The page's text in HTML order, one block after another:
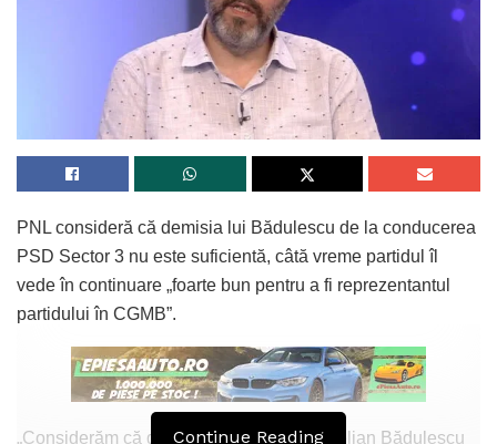
PNL consideră că demisia lui Bădulescu de la conducerea
PSD Sector 3 nu este suficientă, câtă vreme partidul îl
vede în continuare „foarte bun pentru a fi reprezentantul
partidului în CGMB”.
„Considerăm că demisia anunțată de Aurelian Bădulescu
Continue Reading